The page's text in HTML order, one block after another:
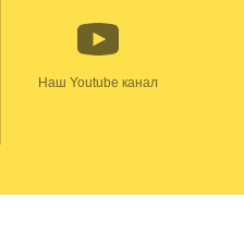
Наш Youtube канал